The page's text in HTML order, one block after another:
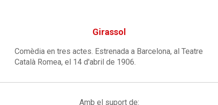
Girassol
Comèdia en tres actes. Estrenada a Barcelona, al Teatre
Català Romea, el 14 d'abril de 1906.
Amb el suport de: